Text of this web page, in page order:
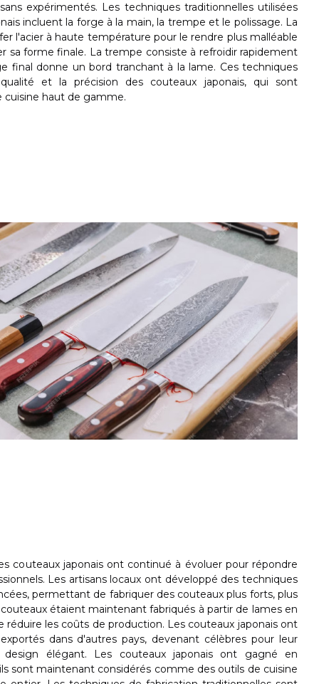
expérimentés. Les techniques traditionnelles utilisées
incluent la forge à la main, la trempe et le polissage. La
l'acier à haute température pour le rendre plus malléable
sa forme finale. La trempe consiste à refroidir rapidement
final donne un bord tranchant à la lame. Ces techniques
et la précision des couteaux japonais, qui sont
cuisine haut de gamme.
couteaux japonais ont continué à évoluer pour répondre
Les artisans locaux ont développé des techniques
permettant de fabriquer des couteaux plus forts, plus
étaient maintenant fabriqués à partir de lames en
réduire les coûts de production. Les couteaux japonais ont
dans d'autres pays, devenant célèbres pour leur
élégant. Les couteaux japonais ont gagné en
sont maintenant considérés comme des outils de cuisine